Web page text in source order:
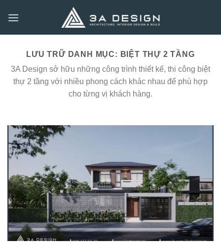
qua
LƯU TRỮ DANH MỤC: BIỆT THỰ 2 TẦNG
3A Design sở hữu những công trình thiết kế, thi công biệt
thự 2 tầng với nhiều phong cách khác nhau để phù hợp
cho từng vị khách hàng.